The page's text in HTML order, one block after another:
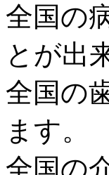
全国の
とが出
全国の
ます。
全国の